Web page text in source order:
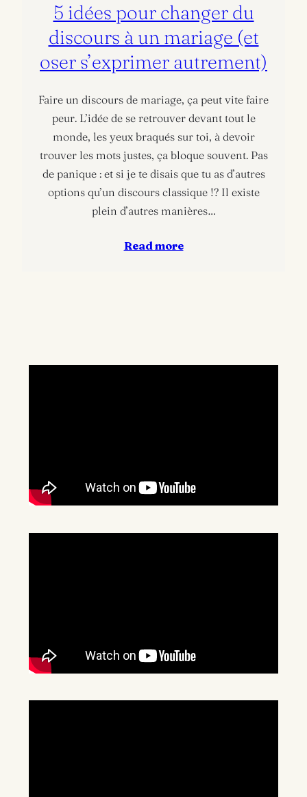
5 idées pour changer du
discours à un mariage (et
oser s’exprimer autrement)
Faire un discours de mariage, ça peut vite faire
peur. L’idée de se retrouver devant tout le
monde, les yeux braqués sur toi, à devoir
trouver les mots justes, ça bloque souvent. Pas
de panique : et si je te disais que tu as d’autres
options qu’un discours classique !? Il existe
plein d’autres manières…
Read more